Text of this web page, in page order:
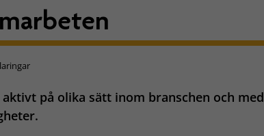
på olika sätt inom branschen och med